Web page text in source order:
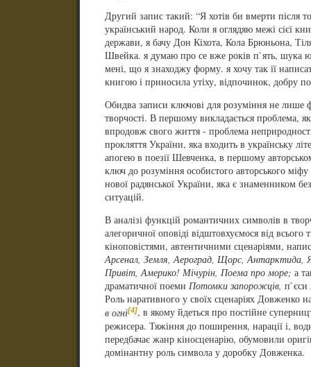
Другий запис такий: “Я хотів би вмерти після
український народ. Коли я оглядяю межі сієї
держави, я бачу Дон Кіхота, Кола Брюньона,
Швейка. я думаю про се вже років п`ять, шука
мені, що я знаходжу форму. я хочу так її
книгою і приносила утіху, відпочинок, добру
Обидва записи ключові для розуміння не лише
творчості. В першому викладається проблема,
впродовж свого життя - проблема
прокляття України, яка входить в українську
апогею в поезії Шевченка, в першому
ключ до розуміння особистого авторського
нової радянської України, яка є знаменником
ситуацій.
В аналізі функцій романтичних символів в
алегоричної оповіді відштовхуємося від
кіноповістями, автентичними сценаріями,
Арсенал, Земля, Аероград, Щорс, Антарктида,
Привіт, Америко! Мічурін, Поема про море; а
драматичної поеми Потомки запорожців, п`єси
Роль наративного у своїх сценаріях Довженко
в огні[4], в якому йдеться про постійне
режисера. Тяжіння до поширення, нарації і,
передбачає жанр кіносценарію, обумовили
домінантну роль символа у доробку Довженка.